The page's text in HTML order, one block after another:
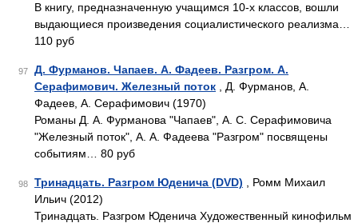
В книгу, предназначенную учащимся 10-х классов, вошли
выдающиеся произведения социалистического реализма…
110 руб
97
Д. Фурманов. Чапаев. А. Фадеев. Разгром. А.
Серафимович. Железный поток , Д. Фурманов, А.
Фадеев, А. Серафимович (1970)
Романы Д. А. Фурманова "Чапаев", А. С. Серафимовича
"Железный поток", А. А. Фадеева "Разгром" посвящены
событиям… 80 руб
98 Тринадцать. Разгром Юденича (DVD) , Ромм Михаил
Ильич (2012)
Тринадцать. Разгром Юденича Художественный кинофильм